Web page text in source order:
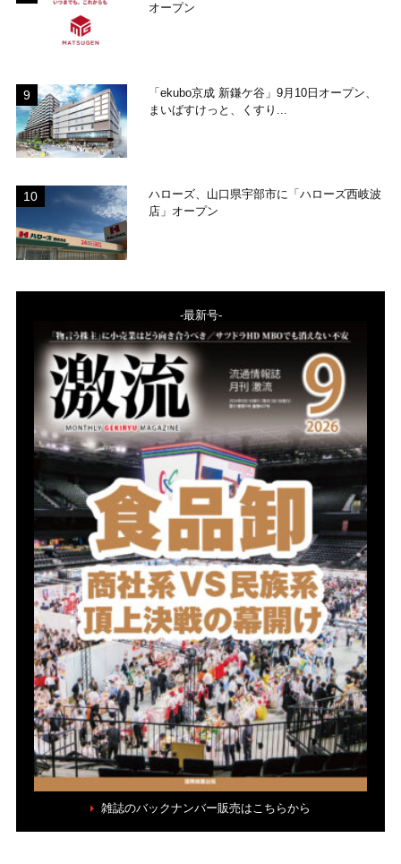
オープン
「ekubo京成 新鎌ケ谷」9月10日オープン、
まいばすけっと、くすり...
ハローズ、山口県宇部市に「ハローズ西岐波
店」オープン
-最新号-
雑誌のバックナンバー販売はこちらから